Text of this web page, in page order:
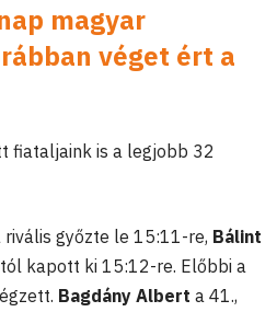
magyar
véget ért a
fiataljaink is a legjobb 32
rivális győzte le 15:11-re, Bálint
kapott ki 15:12-re. Előbbi a
Bagdány Albert a 41.,